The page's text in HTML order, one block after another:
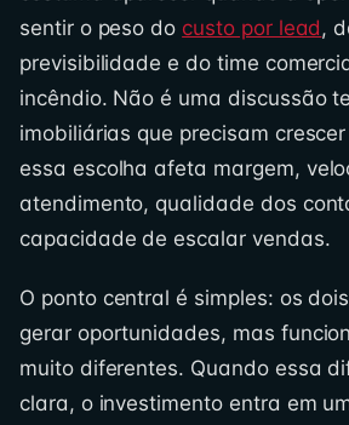
sentir o peso do custo por lead,
previsibilidade e do time
incêndio. Não é uma discussão
imobiliárias que precisam
essa escolha afeta margem,
atendimento, qualidade dos
capacidade de escalar vendas.
O ponto central é simples: os
gerar oportunidades, mas
muito diferentes. Quando essa
clara, o investimento entra em